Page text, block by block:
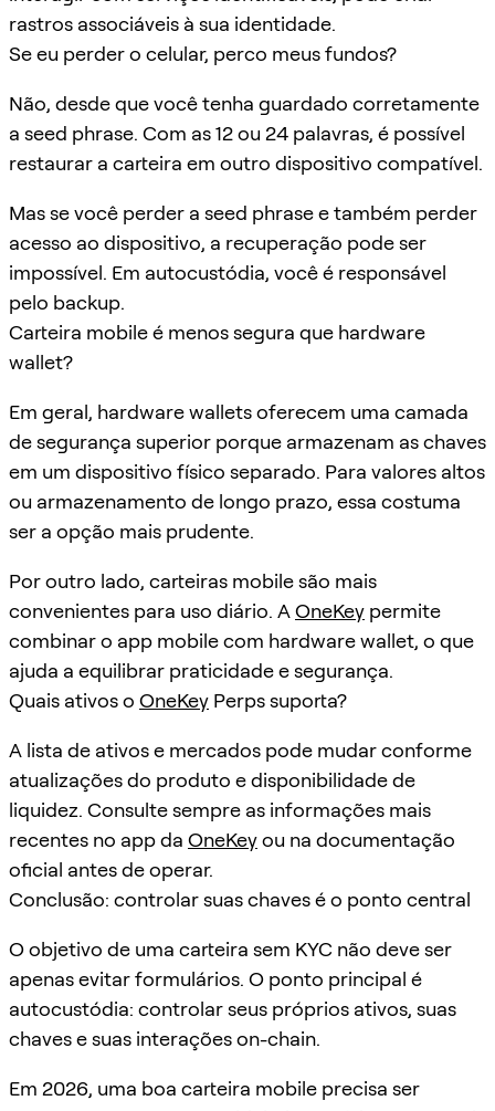
rastros associáveis à sua identidade.
Se eu perder o celular, perco meus fundos?
Não, desde que você tenha guardado corretamente
a seed phrase. Com as 12 ou 24 palavras, é possível
restaurar a carteira em outro dispositivo compatível.
Mas se você perder a seed phrase e também perder
acesso ao dispositivo, a recuperação pode ser
impossível. Em autocustódia, você é responsável
pelo backup.
Carteira mobile é menos segura que hardware
wallet?
Em geral, hardware wallets oferecem uma camada
de segurança superior porque armazenam as chaves
em um dispositivo físico separado. Para valores altos
ou armazenamento de longo prazo, essa costuma
ser a opção mais prudente.
Por outro lado, carteiras mobile são mais
convenientes para uso diário. A OneKey permite
combinar o app mobile com hardware wallet, o que
ajuda a equilibrar praticidade e segurança.
Quais ativos o OneKey Perps suporta?
A lista de ativos e mercados pode mudar conforme
atualizações do produto e disponibilidade de
liquidez. Consulte sempre as informações mais
recentes no app da OneKeyou na documentação
oficial antes de operar.
Conclusão: controlar suas chaves é o ponto central
O objetivo de uma carteira sem KYC não deve ser
apenas evitar formulários. O ponto principal é
autocustódia: controlar seus próprios ativos, suas
chaves e suas interações on-chain.
Em 2026, uma boa carteira mobile precisa ser